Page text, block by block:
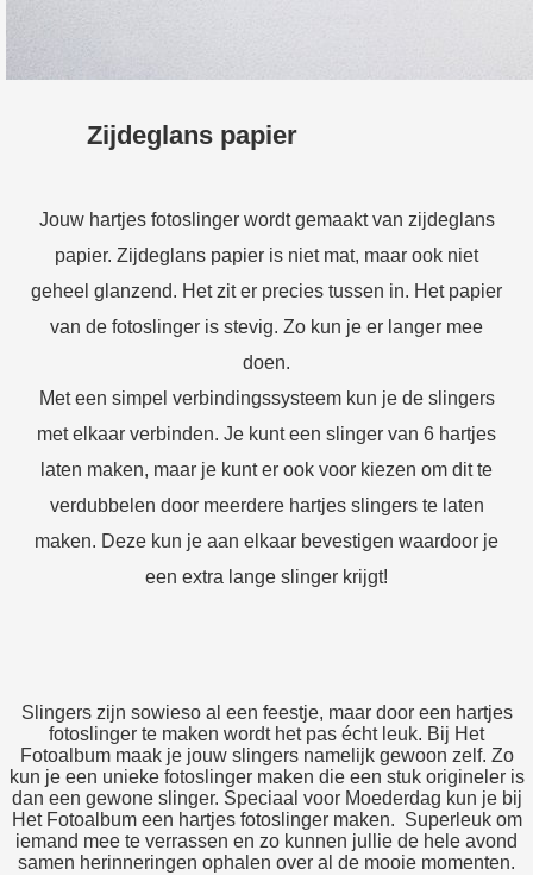
Zijdeglans papier
Jouw hartjes fotoslinger wordt gemaakt van zijdeglans
papier. Zijdeglans papier is niet mat, maar ook niet
geheel glanzend. Het zit er precies tussen in. Het papier
van de fotoslinger is stevig. Zo kun je er langer mee
doen.
Met een simpel verbindingssysteem kun je de slingers
met elkaar verbinden. Je kunt een slinger van 6 hartjes
laten maken, maar je kunt er ook voor kiezen om dit te
verdubbelen door meerdere hartjes slingers te laten
maken. Deze kun je aan elkaar bevestigen waardoor je
een extra lange slinger krijgt!
Slingers zijn sowieso al een feestje, maar door een hartjes
fotoslinger te maken wordt het pas écht leuk. Bij Het
Fotoalbum maak je jouw slingers namelijk gewoon zelf. Zo
kun je een unieke fotoslinger maken die een stuk origineler is
dan een gewone slinger. Speciaal voor Moederdag kun je bij
Het Fotoalbum een hartjes fotoslinger maken. Superleuk om
iemand mee te verrassen en zo kunnen jullie de hele avond
samen herinneringen ophalen over al de mooie momenten.